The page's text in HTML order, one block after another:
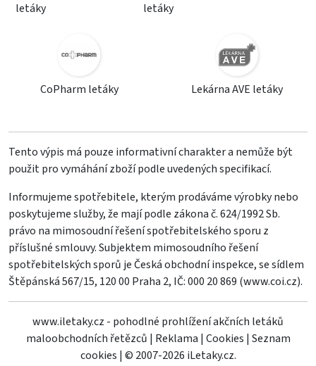
letáky
letáky
CoPharm letáky Lekárna AVE letáky
Tento výpis má pouze informativní charakter a nemůže být
použit pro vymáhání zboží podle uvedených specifikací.
Informujeme spotřebitele, kterým prodáváme výrobky nebo
poskytujeme služby, že mají podle zákona č. 624/1992 Sb.
právo na mimosoudní řešení spotřebitelského sporu z
příslušné smlouvy. Subjektem mimosoudního řešení
spotřebitelských sporů je Česká obchodní inspekce, se sídlem
Štěpánská 567/15, 120 00 Praha 2, IČ: 000 20 869 (www.coi.cz).
www.iletaky.cz - pohodlné prohlížení akčních letáků
maloobchodních řetězců | Reklama | Cookies | Seznam
cookies | © 2007-2026 iLetaky.cz.